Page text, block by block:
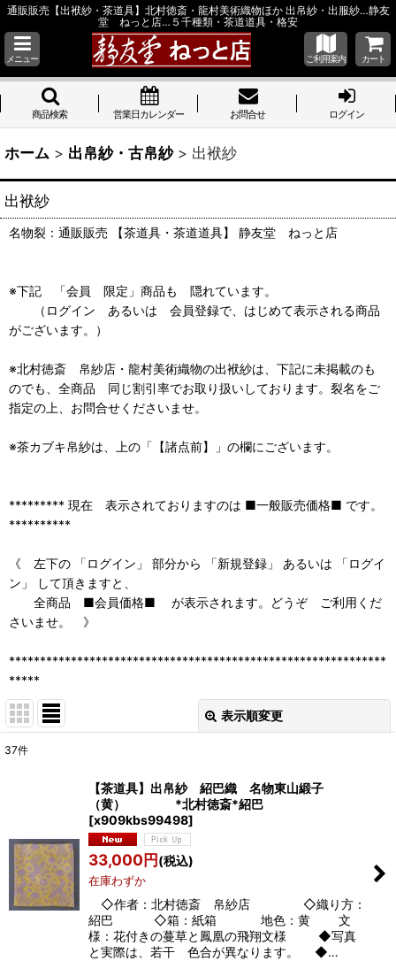
通販販売【出袱紗・茶道具】北村徳斎・龍村美術織物ほか 出帛紗・出服紗…静友
堂 ねっと店…５千種類・茶道道具・格安
メニュー ご利用案内 カート
商品検索 営業日カレンダー お問合せ ログイン
ホーム > 出帛紗・古帛紗 > 出袱紗
出袱紗
名物裂：通販販売 【茶道具・茶道道具】 静友堂 ねっと店
※下記 「会員 限定」商品も 隠れています。
（ログイン あるいは 会員登録で、はじめて表示される商品
がございます。）
※北村徳斎 帛紗店・龍村美術織物の出袱紗は、下記に未掲載のも
のでも、全商品 同じ割引率でお取り扱いしております。裂名をご
指定の上、お問合せくださいませ。
※茶カブキ帛紗は、上の「【諸点前】」の欄にございます。
********* 現在 表示されておりますのは ■一般販売価格■ です。
**********
《 左下の 「ログイン」 部分から 「新規登録」 あるいは 「ログイ
ン」 して頂きますと、
全商品 ■会員価格■ が表示されます。どうぞ ご利用くだ
さいませ。 》
*************************************************************
*****
表示順変更
絞り込む
37件
【茶道具】出帛紗 紹巴織 名物東山緞子
（黄） *北村徳斎*紹巴
[x909kbs99498]
33,000円(税込)
在庫わずか
◇作者：北村徳斎 帛紗店 ◇織り方：
紹巴 ◇箱：紙箱 地色：黄 文
様：花付きの蔓草と鳳凰の飛翔文様 ◆写真
と実際は、若干 色合が異なります。 ◆…